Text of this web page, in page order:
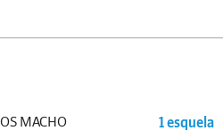
MACHO 1 esquela